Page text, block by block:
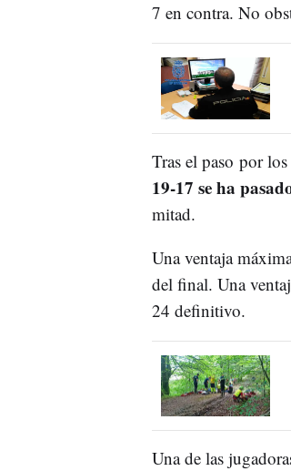
7 en contra. No
Tras el paso por
19-17 se ha
mitad.
Una ventaja
del final. Una
24 definitivo.
Una de las